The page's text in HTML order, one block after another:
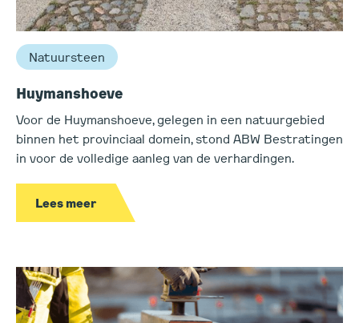
Natuursteen
Huymanshoeve
Voor de Huymanshoeve, gelegen in een natuurgebied
binnen het provinciaal domein, stond ABW Bestratingen
in voor de volledige aanleg van de verhardingen.
Lees meer